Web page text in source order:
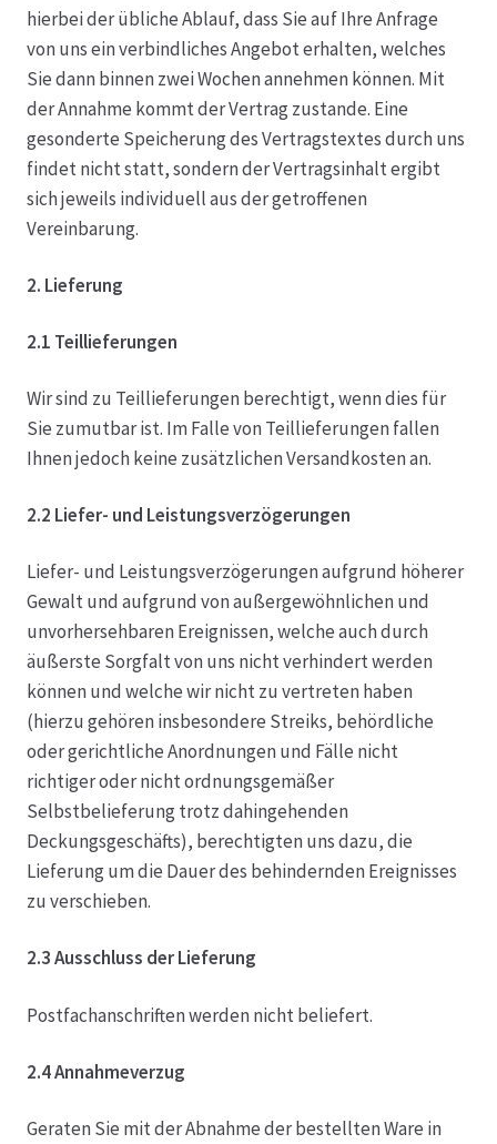
hierbei der übliche Ablauf, dass Sie auf Ihre Anfrage
von uns ein verbindliches Angebot erhalten, welches
Sie dann binnen zwei Wochen annehmen können. Mit
der Annahme kommt der Vertrag zustande. Eine
gesonderte Speicherung des Vertragstextes durch uns
findet nicht statt, sondern der Vertragsinhalt ergibt
sich jeweils individuell aus der getroffenen
Vereinbarung.
2. Lieferung
2.1 Teillieferungen
Wir sind zu Teillieferungen berechtigt, wenn dies für
Sie zumutbar ist. Im Falle von Teillieferungen fallen
Ihnen jedoch keine zusätzlichen Versandkosten an.
2.2 Liefer- und Leistungsverzögerungen
Liefer- und Leistungsverzögerungen aufgrund höherer
Gewalt und aufgrund von außergewöhnlichen und
unvorhersehbaren Ereignissen, welche auch durch
äußerste Sorgfalt von uns nicht verhindert werden
können und welche wir nicht zu vertreten haben
(hierzu gehören insbesondere Streiks, behördliche
oder gerichtliche Anordnungen und Fälle nicht
richtiger oder nicht ordnungsgemäßer
Selbstbelieferung trotz dahingehenden
Deckungsgeschäfts), berechtigten uns dazu, die
Lieferung um die Dauer des behindernden Ereignisses
zu verschieben.
2.3 Ausschluss der Lieferung
Postfachanschriften werden nicht beliefert.
2.4 Annahmeverzug
Geraten Sie mit der Abnahme der bestellten Ware in